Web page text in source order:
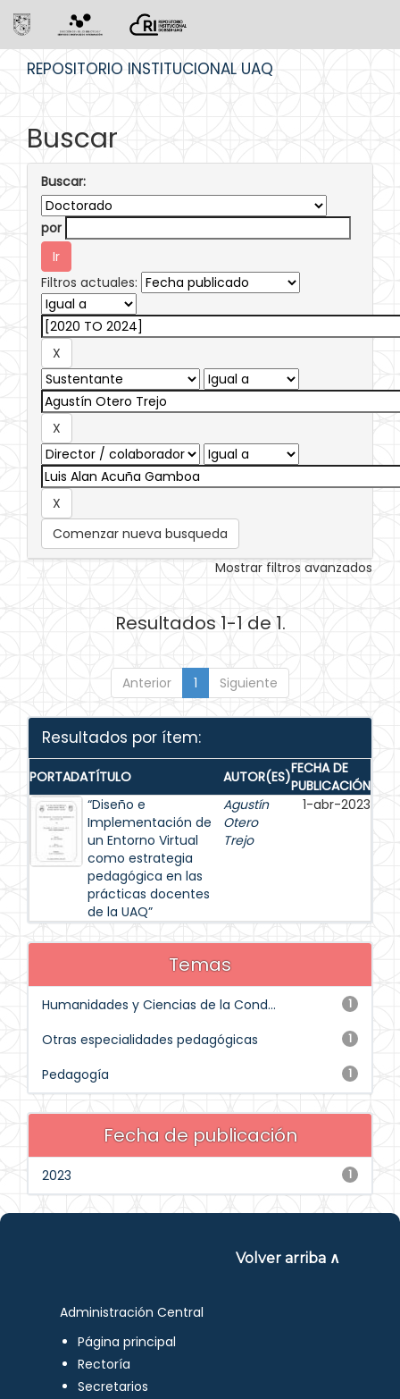
REPOSITORIO INSTITUCIONAL UAQ
Buscar
Buscar:
por
Filtros actuales:
Comenzar nueva busqueda
Mostrar filtros avanzados
Resultados 1-1 de 1.
Anterior 1 Siguiente
Resultados por ítem:
PORTADATÍTULO AUTOR(ES)FECHA DE
PUBLICACIÓN
“Diseño e
Implementación de
un Entorno Virtual
como estrategia
pedagógica en las
prácticas docentes
de la UAQ”
Agustín
Otero
Trejo
1-abr-2023
Temas
1
Humanidades y Ciencias de la Cond...
1
Otras especialidades pedagógicas
1
Pedagogía
Fecha de publicación
1
2023
Volver arriba ∧
Administración Central
Página principal
Rectoría
Secretarios